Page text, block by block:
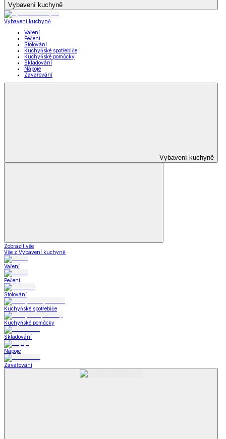
Vybavení kuchyně
Vybavení kuchyně
Vaření
Pečení
Stolování
Kuchyňské spotřebiče
Kuchyňské pomůcky
Skladování
Nápoje
Zavařování
Vybavení kuchyně
Zobrazit vše
Vše z Vybavení kuchyně
Vaření
Pečení
Stolování
Kuchyňské spotřebiče
Kuchyňské pomůcky
Skladování
Nápoje
Zavařování